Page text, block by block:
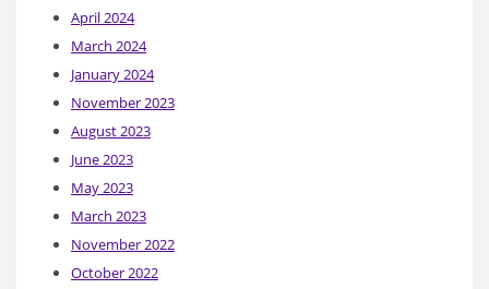
April 2024
March 2024
January 2024
November 2023
August 2023
June 2023
May 2023
March 2023
November 2022
October 2022